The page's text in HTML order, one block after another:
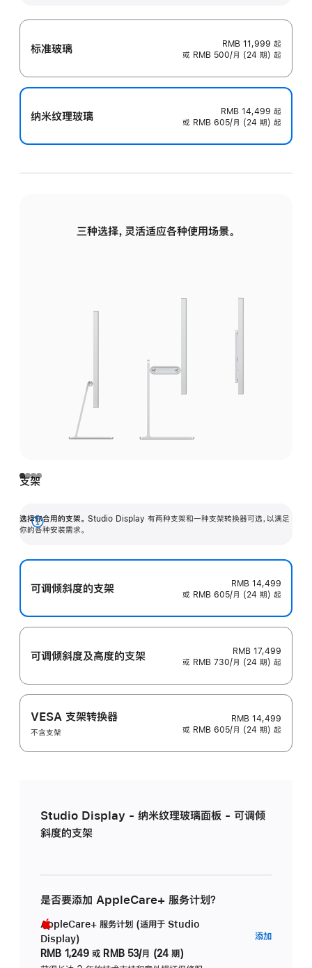
标准玻璃 RMB 11,999 起
或 RMB 500/月 (24 期) 起
纳米纹理玻璃 RMB 14,499 起
或 RMB 605/月 (24 期) 起
三种选择，灵活适应各种使用场景。
支架
选择你合用的支架。 Studio Display 有两种支架和一种支架转换器可选，以满足
你的各种安装需求。
展
可调倾斜度的支架
RMB 14,499
或 RMB 605/月 (24 期) 起
可调倾斜度及高‍度的支‍架
RMB 17,499
或 RMB 730/月 (24 期) 起
VESA 支架转换器
不含支架
RMB 14,499
或 RMB 605/月 (24 期) 起
Studio Display - 纳米纹理玻璃面板 - 可调倾
斜度的支架
是否要添加 AppleCare+ 服务计划？
AppleCare+ 服务计划 (适用于 Studio
Display)
RMB 1,249 或 RMB 53/月 (24 期)
添加